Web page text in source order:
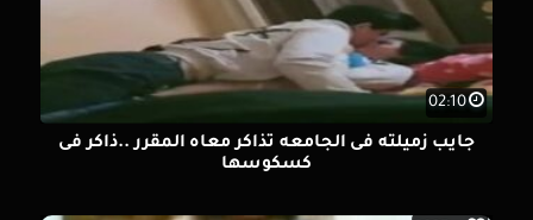
02:10
جايب زميلته فى الجامعه تذاكر معاه المقرر ..ذاكر فى
كسكوسها